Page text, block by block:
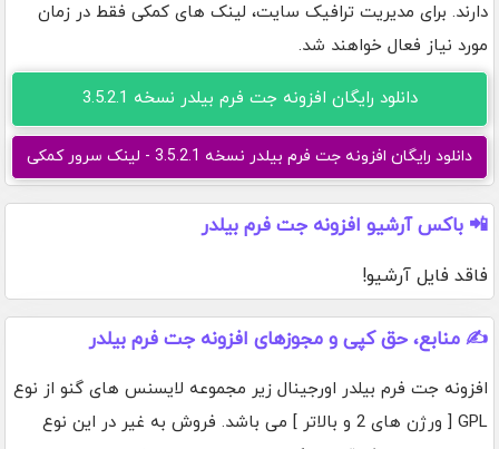
دارند. برای مدیریت ترافیک سایت، لینک های کمکی فقط در زمان
مورد نیاز فعال خواهند شد.
دانلود رایگان افزونه جت فرم بیلدر نسخه 3.5.2.1
دانلود رایگان افزونه جت فرم بیلدر نسخه 3.5.2.1 - لینک سرور کمکی
📲 باکس آرشیو افزونه جت فرم بیلدر
فاقد فایل آرشیو!
✍️ منابع، حق کپی و مجوزهای افزونه جت فرم بیلدر
افزونه جت فرم بیلدر اورجینال زیر مجموعه لایسنس های گنو از نوع
GPL [ ورژن های 2 و بالاتر ] می باشد. فروش به غیر در این نوع